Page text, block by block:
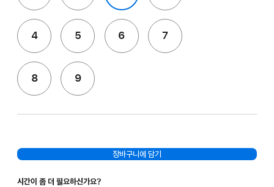
4 5 6 7
8 9
장바구니에 담기
시간이 좀 더 필요하신가요?